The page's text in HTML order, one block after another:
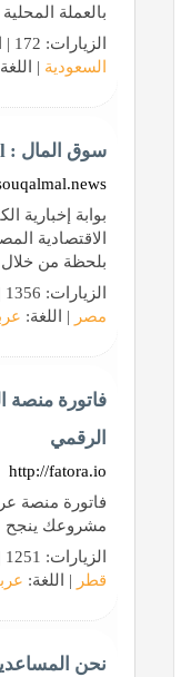
بالعملة
الزيارات: 172 | التقييم: 0 | المقيّمين: 0 | الدولة:
السعودية |
سوق المال : Souq almal
بوابة إخبارية
الاقتصادية
بلحظة من
الزيارات: 1356 | التقييم: 0 | المقيّمين: 0 | الدولة:
مصر | اللغة:
فاتورة منصة
الرقمي
http://fatora.io
فاتورة منصة
مشروعك ينجح
الزيارات: 1251 | التقييم: 0 | المقيّمين: 0 | الدولة:
قطر | اللغة:
نحن